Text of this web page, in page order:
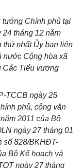
tướng Chính phủ tại
24 tháng 12 năm
thứ nhất Ủy ban liên
nước Cộng hòa xã
Các Tiểu vương
TCCB ngày 25
phủ, công văn
2011 của Bộ
ngày 27 tháng 01
số 828/BKHĐT-
Bộ Kế hoạch và
ngày 27 tháng